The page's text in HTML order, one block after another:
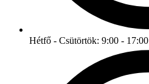
Hétfő - Csütörtök: 9:00 - 17:00